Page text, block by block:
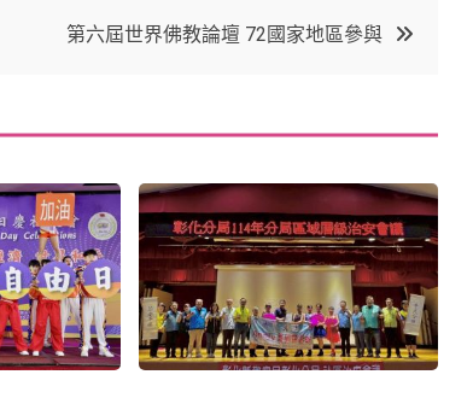
第六屆世界佛教論壇 72國家地區參與